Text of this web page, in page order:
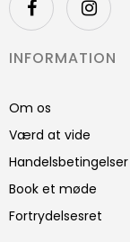
INFORMATION
Om os
Værd at vide
Handelsbetingelser
Book et møde
Fortrydelsesret